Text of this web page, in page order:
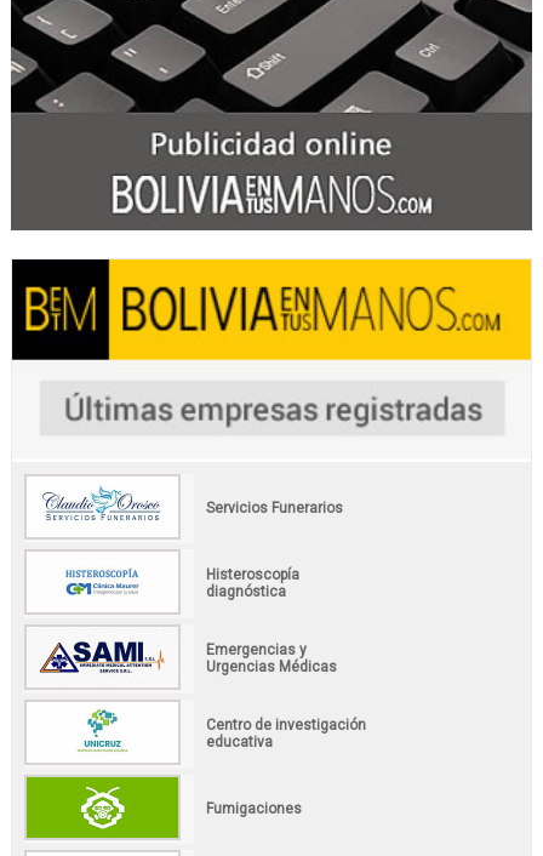
Servicios Funerarios
Histeroscopía
diagnóstica
Emergencias y
Urgencias Médicas
Centro de investigación
educativa
Fumigaciones